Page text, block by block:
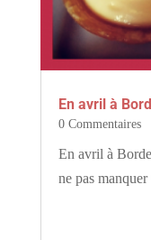
En avril à
0 Commentaires
En avril à
ne pas